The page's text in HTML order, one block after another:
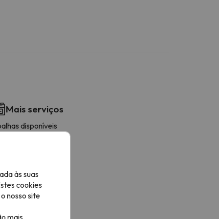
Mais serviços
disponíveis
às suas
cookies
nosso site
mais